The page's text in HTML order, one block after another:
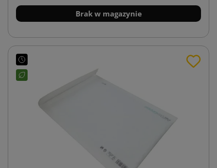
Brak w magazynie